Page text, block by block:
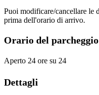
Puoi modificare/cancellare le
prima dell'orario di arrivo.
Orario del parcheggio
Aperto 24 ore su 24
Dettagli